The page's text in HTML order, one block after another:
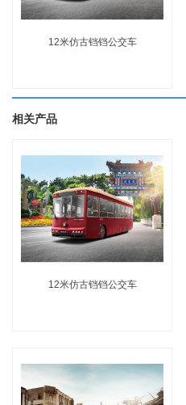
12米仿古铛铛公交车
相关产品
12米仿古铛铛公交车